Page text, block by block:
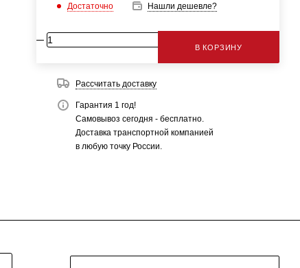
Достаточно Нашли дешевле?
В КОРЗИНУ
Рассчитать доставку
Гарантия 1 год!
Самовывоз сегодня - бесплатно.
Доставка транспортной компанией
в любую точку России.